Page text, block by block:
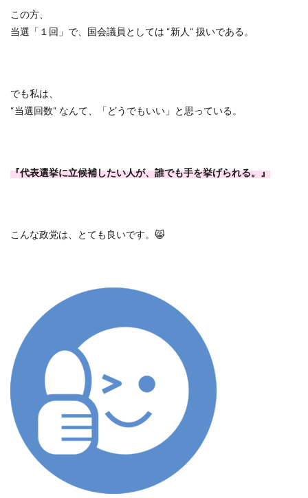
この方、
当選「１回」で、国会議員としては “新人 “ 扱いである。
でも私は、
“当選回数“ なんて、「どうでもいい」と思っている。
『代表選挙に立候補したい人が、誰でも手を挙げられる。』
こんな政党は、とても良いです。 😸